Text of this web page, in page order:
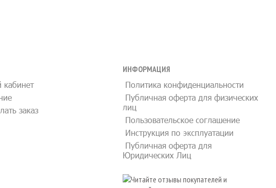
заказ
ИНФОРМАЦИЯ
Политика конфиденциальности
Публичная оферта для физических
лиц
Пользовательское соглашение
Инструкция по эксплуатации
Публичная оферта для
Юридических Лиц